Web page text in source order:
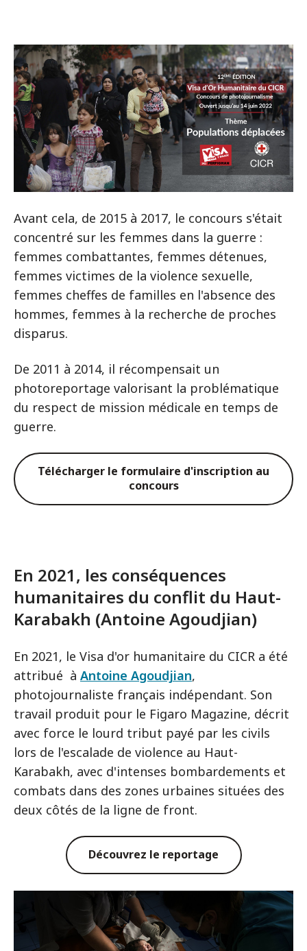
Avant cela, de 2015 à 2017, le concours s'était
concentré sur les femmes dans la guerre :
femmes combattantes, femmes détenues,
femmes victimes de la violence sexuelle,
femmes cheffes de familles en l'absence des
hommes, femmes à la recherche de proches
disparus.
De 2011 à 2014, il récompensait un
photoreportage valorisant la problématique
du respect de mission médicale en temps de
guerre.
Télécharger le formulaire d'inscription au
concours
En 2021, les conséquences
humanitaires du conflit du Haut-
Karabakh (Antoine Agoudjian)
En 2021, le Visa d'or humanitaire du CICR a été
attribué à Antoine Agoudjian,
photojournaliste français indépendant. Son
travail produit pour le Figaro Magazine, décrit
avec force le lourd tribut payé par les civils
lors de l'escalade de violence au Haut-
Karabakh, avec d'intenses bombardements et
combats dans des zones urbaines situées des
deux côtés de la ligne de front.
Découvrez le reportage